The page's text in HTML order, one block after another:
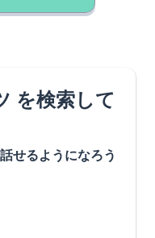
を検索して
せるようになろう